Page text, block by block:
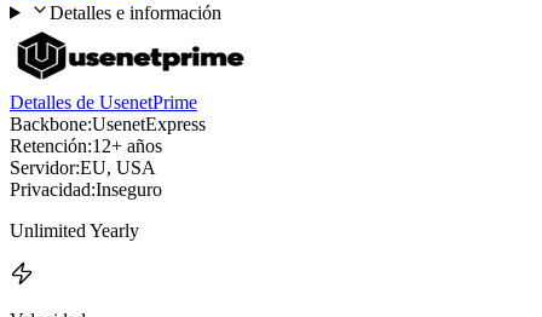
Detalles e información
Detalles de UsenetPrime
Backbone:UsenetExpress
Retención:12+ años
Servidor:EU, USA
Privacidad:Inseguro
Unlimited Yearly